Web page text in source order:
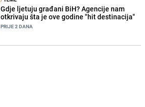
Gdje ljetuju građani BiH? Agencije nam
otkrivaju šta je ove godine "hit destinacija"
PRIJE 2 DANA